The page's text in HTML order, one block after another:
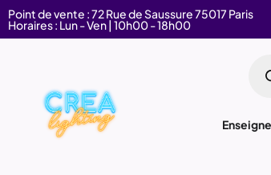
Point de vente : 72 Rue de Saussure 75017 Paris
Horaires : Lun - Ven | 10h00 - 18h00